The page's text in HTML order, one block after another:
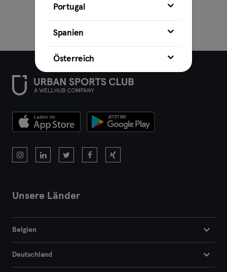
Cahors
La Rochelle
Lille
Lyon
Montpellier
Nantes
Paris
Rennes
Rouen
Toulouse
Portugal
Spanien
Österreich
Unsere Länder
Belgien
Deutschland